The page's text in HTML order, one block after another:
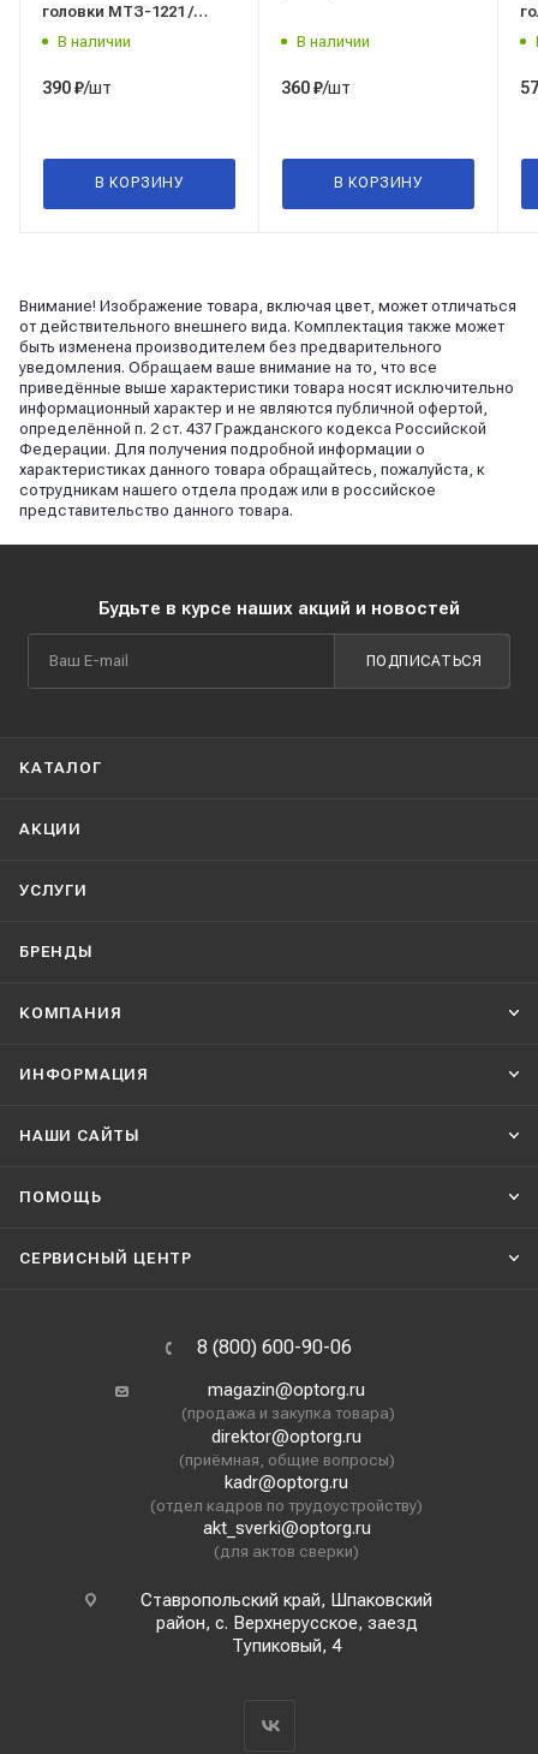
головки МТЗ-1221 /
силикон,
В наличии
390₽/шт
В КОРЗИНУ
В наличии
360₽/шт
В КОРЗИНУ
57
Внимание! Изображение товара, включая цвет, может отличаться
от действительного внешнего вида. Комплектация также может
быть изменена производителем без предварительного
уведомления. Обращаем ваше внимание на то, что все
приведённые выше характеристики товара носят исключительно
информационный характер и не являются публичной офертой,
определённой п. 2 ст. 437 Гражданского кодекса Российской
Федерации. Для получения подробной информации о
характеристиках данного товара обращайтесь, пожалуйста, к
сотрудникам нашего отдела продаж или в российское
представительство данного товара.
Будьте в курсе наших акций и новостей
ПОДПИСАТЬСЯ
КАТАЛОГ
АКЦИИ
УСЛУГИ
БРЕНДЫ
КОМПАНИЯ
ИНФОРМАЦИЯ
НАШИ CАЙТЫ
ПОМОЩЬ
СЕРВИСНЫЙ ЦЕНТР
8 (800) 600-90-06
magazin@optorg.ru
(продажа и закупка товара)
direktor@optorg.ru
(приёмная, общие вопросы)
kadr@optorg.ru
(отдел кадров по трудоустройству)
akt_sverki@optorg.ru
(для актов сверки)
Ставропольский край, Шпаковский
район, с. Верхнерусское, заезд
Тупиковый, 4